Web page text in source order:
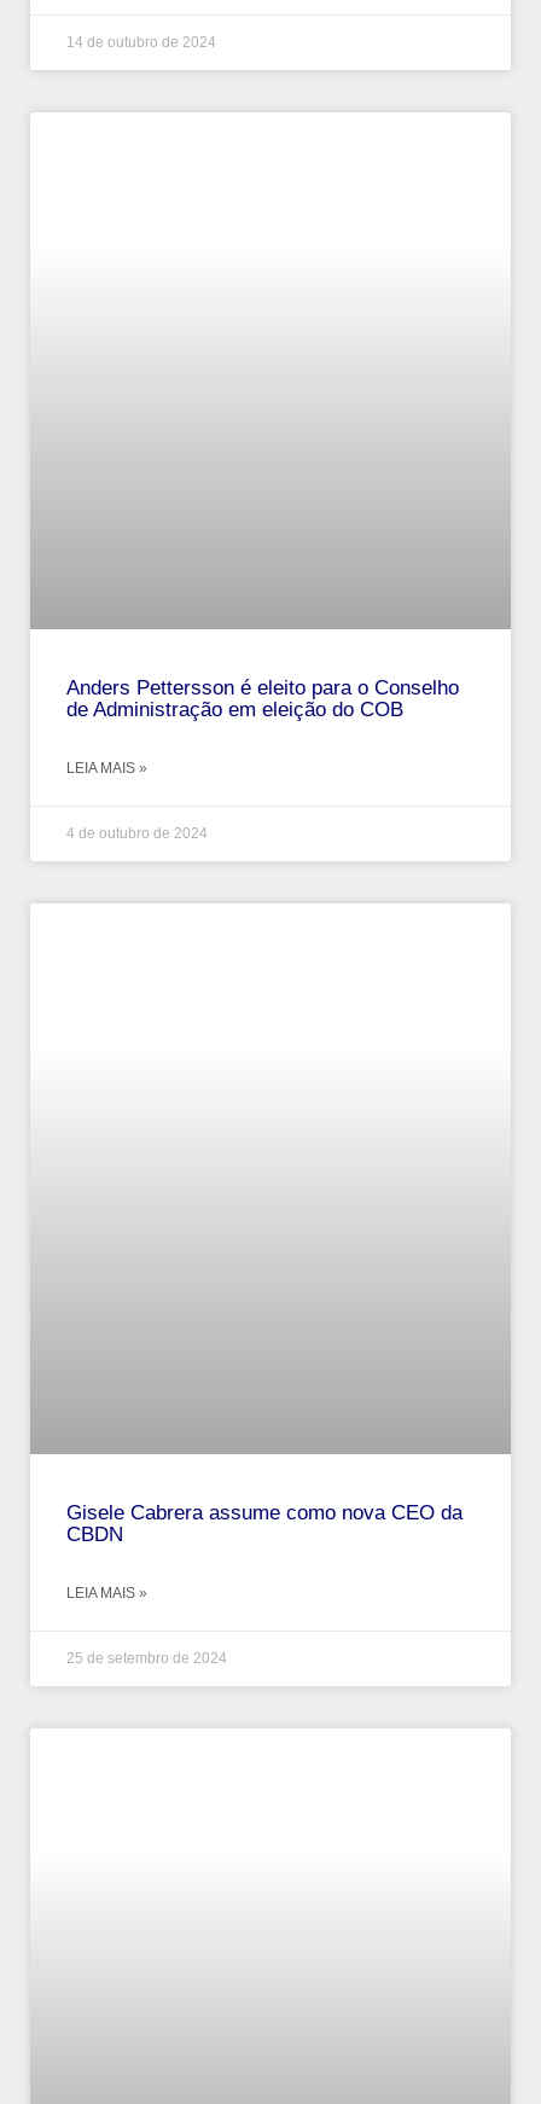
14 de outubro de 2024
Anders Pettersson é eleito para o Conselho
de Administração em eleição do COB
LEIA MAIS »
4 de outubro de 2024
Gisele Cabrera assume como nova CEO da
CBDN
LEIA MAIS »
25 de setembro de 2024